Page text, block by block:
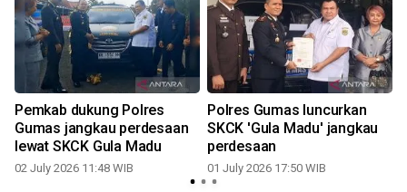
Pemkab dukung Polres
Gumas jangkau perdesaan
lewat SKCK Gula Madu
02 July 2026 11:48 WIB
Polres Gumas luncurkan
SKCK 'Gula Madu' jangkau
perdesaan
01 July 2026 17:50 WIB